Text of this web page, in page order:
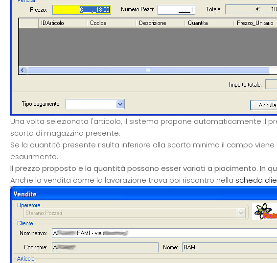
Una volta selezionata l'articolo, il sistema propone automaticamente il
scorta di magazzino presente.
Se la quantità presente risulta inferiore alla scorta minima il campo
esaurimento.
Il prezzo proposto e la quantità possono esser variati a piacimento. In
Anche la vendita come la lavorazione trova poi riscontro nella scheda